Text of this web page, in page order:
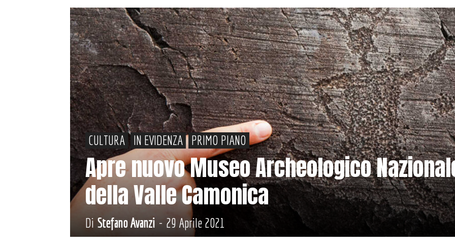
CULTURA IN EVIDENZA PRIMO PIANO
Apre nuovo Museo Archeologico
della Valle Camonica
Di Stefano Avanzi - 29 Aprile 2021